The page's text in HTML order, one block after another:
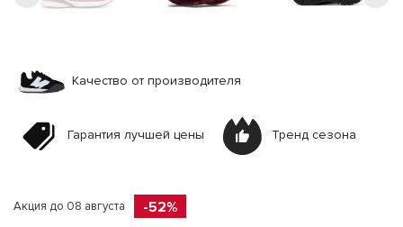
Качество от производителя
Гарантия лучшей цены Тренд сезона
Акция до 08 августа -52%